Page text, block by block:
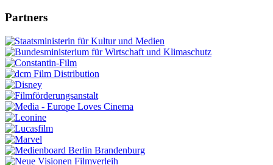
Partners